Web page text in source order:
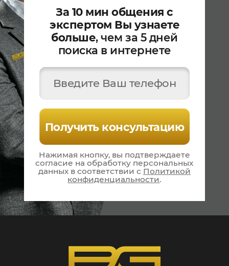
За 10 мин общения с
экспертом Вы узнаете
больше, чем за 5 дней
поиска в интернете
Введите Ваш телефон
Получить консультацию
Нажимая кнопку, вы подтверждаете
согласие наобработку персональных
данных в соответствии с Политикой
конфиденциальности.